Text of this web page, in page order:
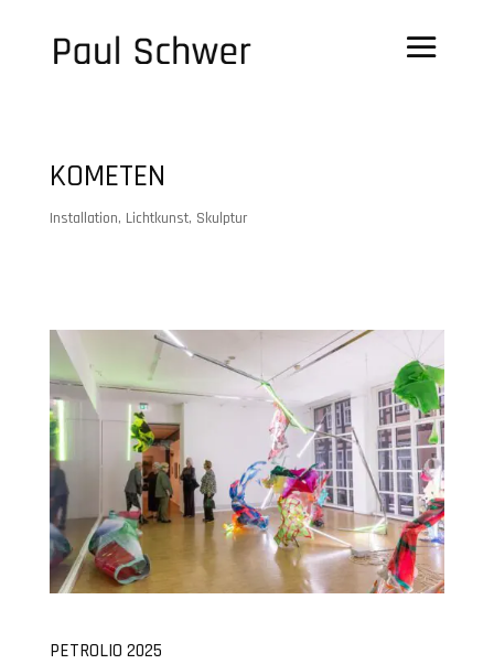
KOMETEN
Installation, Lichtkunst, Skulptur
PETROLIO 2025